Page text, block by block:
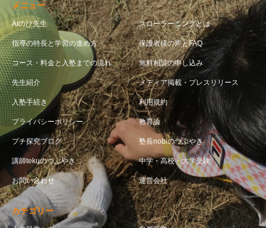
メニュー
AIのび先生 スローラーニングとは
指導の特長と学習の進め方 保護者様の声とFAQ
コース・料金と入塾までの流れ 無料相談の申し込み
先生紹介 メディア掲載・プレスリリース
入塾手続き 利用規約
プライバシーポリシー 教育論
プチ探究ブログ 塾長nobiのつぶやき
講師tekuのつぶやき 中学・高校・大学受験
お問い合わせ 運営会社
カテゴリー